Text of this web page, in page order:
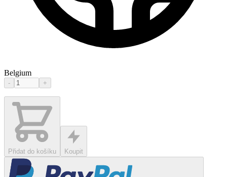
Belgium
- +
Přidat do košíku Koupit